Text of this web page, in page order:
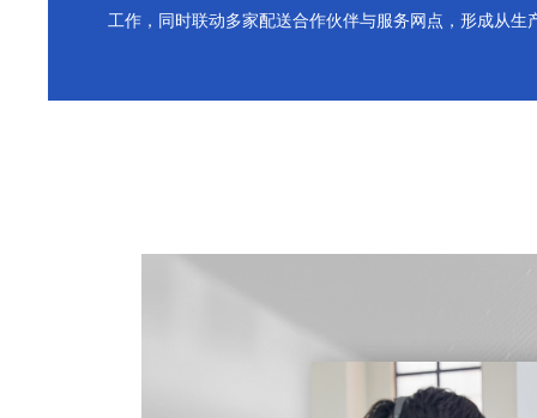
工作，同时联动多家配送合作伙伴与服务网点，形成从